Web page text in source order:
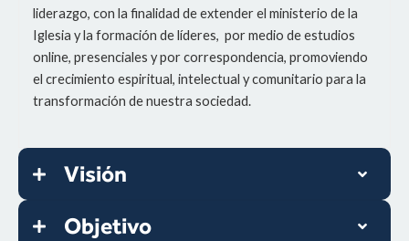
n
liderazgo, con la finalidad de extender el ministerio de la
Iglesia y la formación de líderes, por medio de estudios
online, presenciales y por correspondencia, promoviendo
el crecimiento espiritual, intelectual y comunitario para la
transformación de nuestra sociedad.
Visión
Objetivo